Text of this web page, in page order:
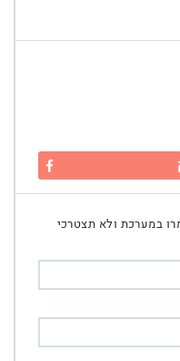
במערכת ולא תצטרכי